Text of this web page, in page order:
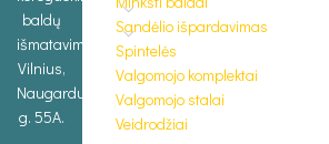
baldų
išmatavimus.
Vilnius,
Naugarduko
g. 55A.
Sandėlio išpardavimas
Spintelės
Valgomojo komplektai
Valgomojo stalai
Veidrodžiai